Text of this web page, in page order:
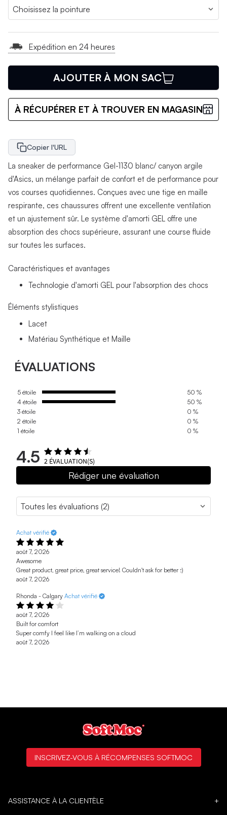
Expédition en 24 heures
AJOUTER À MON SAC
À RÉCUPÉRER ET À TROUVER EN MAGASIN
Copier l'URL
La sneaker de performance Gel-1130 blanc/ canyon argile
d'Asics, un mélange parfait de confort et de performance pour
vos courses quotidiennes. Conçues avec une tige en maille
respirante, ces chaussures offrent une excellente ventilation
et un ajustement sûr. Le système d'amorti GEL offre une
absorption des chocs supérieure, assurant une course fluide
sur toutes les surfaces.
Caractéristiques et avantages
Technologie d'amorti GEL pour l'absorption des chocs
Éléments stylistiques
Lacet
Matériau Synthétique et Maille
ÉVALUATIONS
5 étoile
50 %
4 étoile
50 %
3 étoile
0 %
2 étoile
0 %
1 étoile
0 %
4.5 2 ÉVALUATION(S)
Rédiger une évaluation
Achat vérifié
août 7, 2026
Awesome
Great product, great price, great service! Couldn't ask for better :)
août 7, 2026
Rhonda - Calgary Achat vérifié
août 7, 2026
Built for comfort
Super comfy I feel like I’m walking on a cloud
août 7, 2026
ASSISTANCE À LA CLIENTÈLE +
INSCRIVEZ-VOUS À RÉCOMPENSES SOFTMOC